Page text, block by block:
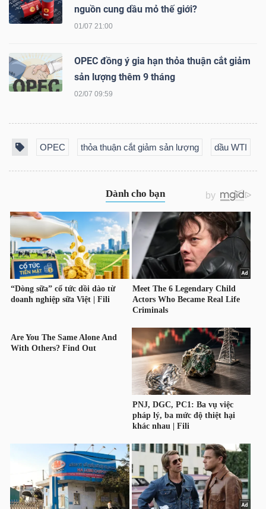
nguồn cung dầu mỏ thế giới?
01/07 21:00
OPEC đồng ý gia hạn thỏa thuận cắt giảm
sản lượng thêm 9 tháng
02/07 09:59
OPEC thỏa thuận cắt giảm sản lượng dầu WTI
Ngành
VS-
SECTOR
NGUYÊN
VẬT
LIỆU
KHÔNG
THIẾT